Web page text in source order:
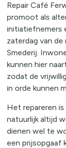
Repair Café
promoot als
initiatiefnemers
zaterdag van de
Smederij.
kunnen hier
zodat de
in orde kunnen
Het repareren is
natuurlijk altijd
dienen wel te
een prijsopgaaf